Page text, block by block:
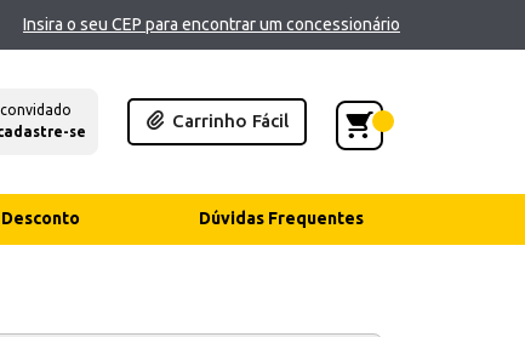
Insira o seu CEP para encontrar um concessionário
se
Carrinho Fácil
Dúvidas Frequentes